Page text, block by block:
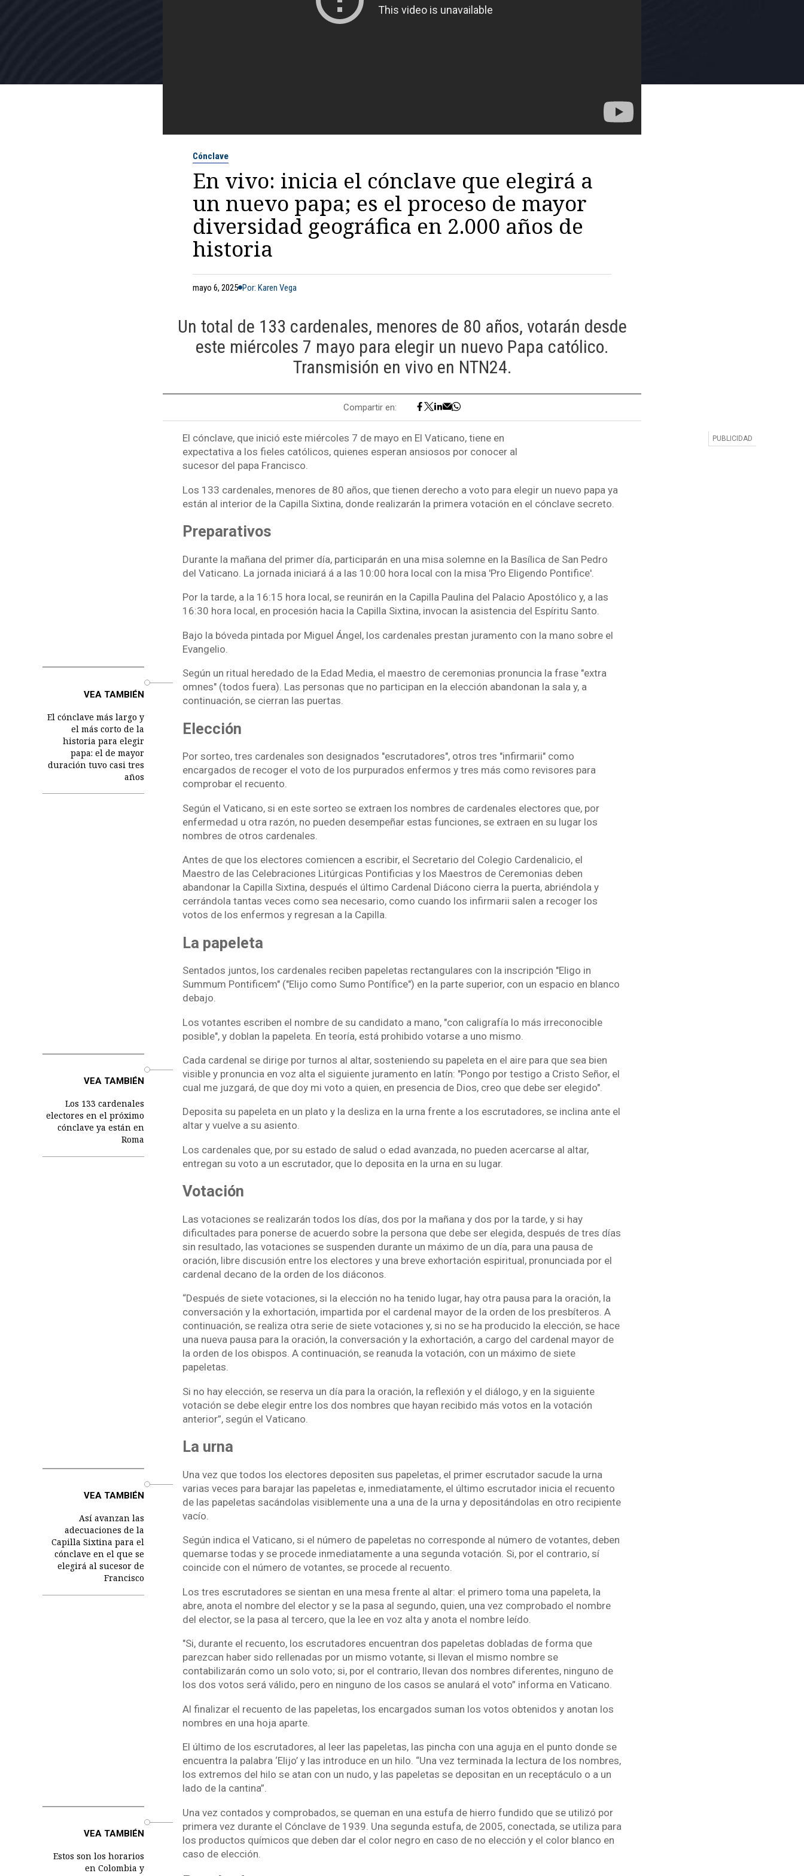
Cónclave
En vivo: inicia el cónclave que elegirá a
un nuevo papa; es el proceso de mayor
diversidad geográfica en 2.000 años de
historia
mayo 6, 2025 Por: Karen Vega
Un total de 133 cardenales, menores de 80 años, votarán desde
este miércoles 7 mayo para elegir un nuevo Papa católico.
Transmisión en vivo en NTN24.
Compartir en:
El cónclave, que inició este miércoles 7 de mayo en El Vaticano, tiene en
expectativa a los fieles católicos, quienes esperan ansiosos por conocer al
sucesor del papa Francisco.
Los 133 cardenales, menores de 80 años, que tienen derecho a voto para elegir un nuevo papa ya
están al interior de la Capilla Sixtina, donde realizarán la primera votación en el cónclave secreto.
Preparativos
Durante la mañana del primer día, participarán en una misa solemne en la Basílica de San Pedro
del Vaticano. La jornada iniciará á a las 10:00 hora local con la misa 'Pro Eligendo Pontifice'.
Por la tarde, a la 16:15 hora local, se reunirán en la Capilla Paulina del Palacio Apostólico y, a las
16:30 hora local, en procesión hacia la Capilla Sixtina, invocan la asistencia del Espíritu Santo.
Bajo la bóveda pintada por Miguel Ángel, los cardenales prestan juramento con la mano sobre el
Evangelio.
VEA TAMBIÉN
El cónclave más largo y
el más corto de la
historia para elegir
papa: el de mayor
duración tuvo casi tres
años
Según un ritual heredado de la Edad Media, el maestro de ceremonias pronuncia la frase "extra
omnes" (todos fuera). Las personas que no participan en la elección abandonan la sala y, a
continuación, se cierran las puertas.
Elección
Por sorteo, tres cardenales son designados "escrutadores", otros tres "infirmarii" como
encargados de recoger el voto de los purpurados enfermos y tres más como revisores para
comprobar el recuento.
Según el Vaticano, si en este sorteo se extraen los nombres de cardenales electores que, por
enfermedad u otra razón, no pueden desempeñar estas funciones, se extraen en su lugar los
nombres de otros cardenales.
Antes de que los electores comiencen a escribir, el Secretario del Colegio Cardenalicio, el
Maestro de las Celebraciones Litúrgicas Pontificias y los Maestros de Ceremonias deben
abandonar la Capilla Sixtina, después el último Cardenal Diácono cierra la puerta, abriéndola y
cerrándola tantas veces como sea necesario, como cuando los infirmarii salen a recoger los
votos de los enfermos y regresan a la Capilla.
La papeleta
Sentados juntos, los cardenales reciben papeletas rectangulares con la inscripción "Eligo in
Summum Pontificem" ("Elijo como Sumo Pontífice") en la parte superior, con un espacio en blanco
debajo.
Los votantes escriben el nombre de su candidato a mano, "con caligrafía lo más irreconocible
posible", y doblan la papeleta. En teoría, está prohibido votarse a uno mismo.
VEA TAMBIÉN
Los 133 cardenales
electores en el próximo
cónclave ya están en
Roma
Cada cardenal se dirige por turnos al altar, sosteniendo su papeleta en el aire para que sea bien
visible y pronuncia en voz alta el siguiente juramento en latín: "Pongo por testigo a Cristo Señor, el
cual me juzgará, de que doy mi voto a quien, en presencia de Dios, creo que debe ser elegido".
Deposita su papeleta en un plato y la desliza en la urna frente a los escrutadores, se inclina ante el
altar y vuelve a su asiento.
Los cardenales que, por su estado de salud o edad avanzada, no pueden acercarse al altar,
entregan su voto a un escrutador, que lo deposita en la urna en su lugar.
Votación
Las votaciones se realizarán todos los días, dos por la mañana y dos por la tarde, y si hay
dificultades para ponerse de acuerdo sobre la persona que debe ser elegida, después de tres días
sin resultado, las votaciones se suspenden durante un máximo de un día, para una pausa de
oración, libre discusión entre los electores y una breve exhortación espiritual, pronunciada por el
cardenal decano de la orden de los diáconos.
“Después de siete votaciones, si la elección no ha tenido lugar, hay otra pausa para la oración, la
conversación y la exhortación, impartida por el cardenal mayor de la orden de los presbíteros. A
continuación, se realiza otra serie de siete votaciones y, si no se ha producido la elección, se hace
una nueva pausa para la oración, la conversación y la exhortación, a cargo del cardenal mayor de
la orden de los obispos. A continuación, se reanuda la votación, con un máximo de siete
papeletas.
Si no hay elección, se reserva un día para la oración, la reflexión y el diálogo, y en la siguiente
votación se debe elegir entre los dos nombres que hayan recibido más votos en la votación
anterior”, según el Vaticano.
La urna
VEA TAMBIÉN
Así avanzan las
adecuaciones de la
Capilla Sixtina para el
cónclave en el que se
elegirá al sucesor de
Francisco
Una vez que todos los electores depositen sus papeletas, el primer escrutador sacude la urna
varias veces para barajar las papeletas e, inmediatamente, el último escrutador inicia el recuento
de las papeletas sacándolas visiblemente una a una de la urna y depositándolas en otro recipiente
vacío.
Según indica el Vaticano, si el número de papeletas no corresponde al número de votantes, deben
quemarse todas y se procede inmediatamente a una segunda votación. Si, por el contrario, sí
coincide con el número de votantes, se procede al recuento.
Los tres escrutadores se sientan en una mesa frente al altar: el primero toma una papeleta, la
abre, anota el nombre del elector y se la pasa al segundo, quien, una vez comprobado el nombre
del elector, se la pasa al tercero, que la lee en voz alta y anota el nombre leído.
"Si, durante el recuento, los escrutadores encuentran dos papeletas dobladas de forma que
parezcan haber sido rellenadas por un mismo votante, si llevan el mismo nombre se
contabilizarán como un solo voto; si, por el contrario, llevan dos nombres diferentes, ninguno de
los dos votos será válido, pero en ninguno de los casos se anulará el voto” informa en Vaticano.
Al finalizar el recuento de las papeletas, los encargados suman los votos obtenidos y anotan los
nombres en una hoja aparte.
El último de los escrutadores, al leer las papeletas, las pincha con una aguja en el punto donde se
encuentra la palabra ‘Elijo’ y las introduce en un hilo. “Una vez terminada la lectura de los nombres,
los extremos del hilo se atan con un nudo, y las papeletas se depositan en un receptáculo o a un
lado de la cantina”.
VEA TAMBIÉN
Estos son los horarios
en Colombia y
Una vez contados y comprobados, se queman en una estufa de hierro fundido que se utilizó por
primera vez durante el Cónclave de 1939. Una segunda estufa, de 2005, conectada, se utiliza para
los productos químicos que deben dar el color negro en caso de no elección y el color blanco en
caso de elección.